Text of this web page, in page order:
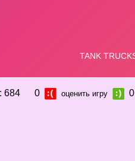
684 0 оценить игру 0